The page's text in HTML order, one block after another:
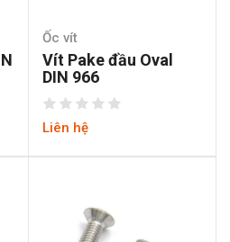
Ốc vít
Vít Pake đầu Oval
DIN 966
Liên hệ